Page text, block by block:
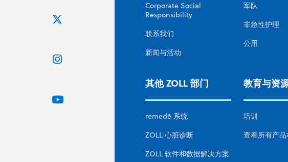
Corporate Social
Responsibility
联系我们
新闻与活动
军队
非急性护理
公用
其他 ZOLL 部门
remedē 系统
ZOLL 心脏诊断
ZOLL 软件和数据解决方案
教育与资
培训
查看所有产